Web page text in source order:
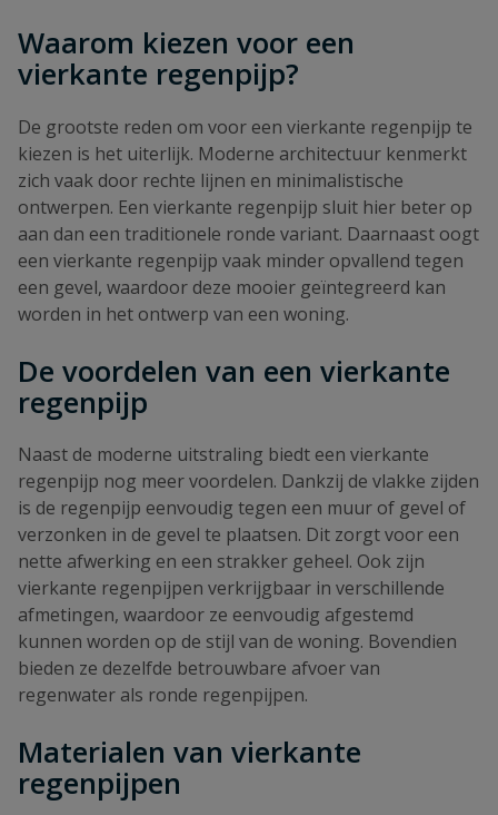
Waarom kiezen voor een
vierkante regenpijp?
De grootste reden om voor een vierkante regenpijp te
kiezen is het uiterlijk. Moderne architectuur kenmerkt
zich vaak door rechte lijnen en minimalistische
ontwerpen. Een vierkante regenpijp sluit hier beter op
aan dan een traditionele ronde variant. Daarnaast oogt
een vierkante regenpijp vaak minder opvallend tegen
een gevel, waardoor deze mooier geïntegreerd kan
worden in het ontwerp van een woning.
De voordelen van een vierkante
regenpijp
Naast de moderne uitstraling biedt een vierkante
regenpijp nog meer voordelen. Dankzij de vlakke zijden
is de regenpijp eenvoudig tegen een muur of gevel of
verzonken in de gevel te plaatsen. Dit zorgt voor een
nette afwerking en een strakker geheel. Ook zijn
vierkante regenpijpen verkrijgbaar in verschillende
afmetingen, waardoor ze eenvoudig afgestemd
kunnen worden op de stijl van de woning. Bovendien
bieden ze dezelfde betrouwbare afvoer van
regenwater als ronde regenpijpen.
Materialen van vierkante
regenpijpen